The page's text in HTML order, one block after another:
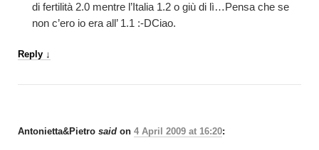
di fertilità 2.0 mentre l’Italia 1.2 o giù di lì…Pensa che se
non c’ero io era all’ 1.1 :-DCiao.
Reply ↓
Antonietta&Pietro said on 4 April 2009 at 16:20: